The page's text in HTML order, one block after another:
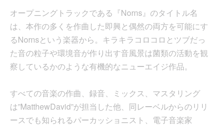
オープニングトラックである『Norns』のタイトル名
は、本作の多くを作曲した即興と偶然の両方を可能にす
るNornsという楽器から。キラキラコロコロとツブだっ
た音の粒子や環境音が作り出す音風景は菌類の活動を観
察しているかのような有機的なニューエイジ作品。
すべての音楽の作曲、録音、ミックス、マスタリング
は”MatthewDavid”が担当した他、同レーベルからのリリ
ースでも知られるパーカッショニスト、電子音楽家